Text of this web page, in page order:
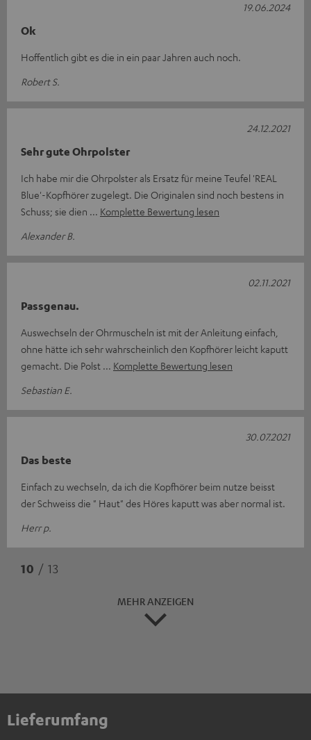
Ok
Hoffentlich gibt es die in ein paar Jahren auch noch.
Robert S.
19.06.2024
Sehr gute Ohrpolster
Ich habe mir die Ohrpolster als Ersatz für meine Teufel 'REAL
Blue'-Kopfhörer zugelegt. Die Originalen sind noch bestens in
Schuss; sie dien
Komplette Bewertung lesen
Alexander B.
24.12.2021
Passgenau.
Auswechseln der Ohrmuscheln ist mit der Anleitung einfach,
ohne hätte ich sehr wahrscheinlich den Kopfhörer leicht kaputt
gemacht. Die Polst
Komplette Bewertung lesen
Sebastian E.
02.11.2021
Das beste
Einfach zu wechseln, da ich die Kopfhörer beim nutze beisst
der Schweiss die " Haut" des Höres kaputt was aber normal ist.
Herr p.
30.07.2021
10 / 13
MEHR ANZEIGEN
Lieferumfang